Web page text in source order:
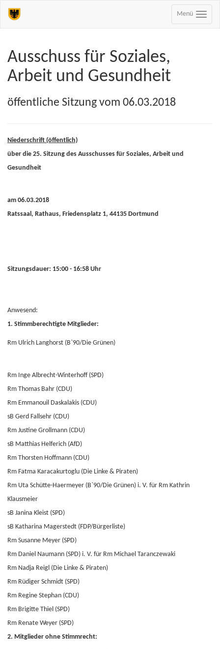
Menü
Ausschuss für Soziales,
Arbeit und Gesundheit
öffentliche Sitzung vom 06.03.2018
Niederschrift (öffentlich)
über die 25. Sitzung des Ausschusses für Soziales, Arbeit und
Gesundheit
am 06.03.2018
Ratssaal, Rathaus, Friedensplatz 1, 44135 Dortmund
Sitzungsdauer: 15:00 - 16:58 Uhr
Anwesend:
1. Stimmberechtigte Mitglieder:
Rm Ulrich Langhorst (B`90/Die Grünen)
Rm Inge Albrecht-Winterhoff (SPD)
Rm Thomas Bahr (CDU)
Rm Emmanouil Daskalakis (CDU)
sB Gerd Fallsehr (CDU)
Rm Justine Grollmann (CDU)
sB Matthias Helferich (AfD)
Rm Thorsten Hoffmann (CDU)
Rm Fatma Karacakurtoglu (Die Linke & Piraten)
Rm Uta Schütte-Haermeyer (B`90/Die Grünen) i. V. für Rm Kathrin
Klausmeier
sB Janina Kleist (SPD)
sB Katharina Magerstedt (FDP/Bürgerliste)
Rm Susanne Meyer (SPD)
Rm Daniel Naumann (SPD) i. V. für Rm Michael Taranczewaki
Rm Nadja Reigl (Die Linke & Piraten)
Rm Rüdiger Schmidt (SPD)
Rm Regine Stephan (CDU)
Rm Brigitte Thiel (SPD)
Rm Renate Weyer (SPD)
2. Mitglieder ohne Stimmrecht: